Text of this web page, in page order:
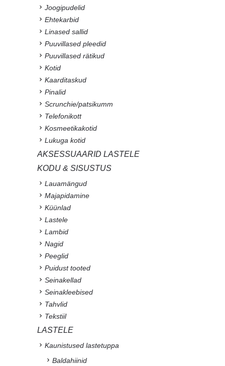
Joogipudelid
Ehtekarbid
Linased sallid
Puuvillased pleedid
Puuvillased rätikud
Kotid
Kaarditaskud
Pinalid
Scrunchie/patsikumm
Telefonikott
Kosmeetikakotid
Lukuga kotid
AKSESSUAARID LASTELE
KODU & SISUSTUS
Lauamängud
Majapidamine
Küünlad
Lastele
Lambid
Nagid
Peeglid
Puidust tooted
Seinakellad
Seinakleebised
Tahvlid
Tekstiil
LASTELE
Kaunistused lastetuppa
Baldahiinid